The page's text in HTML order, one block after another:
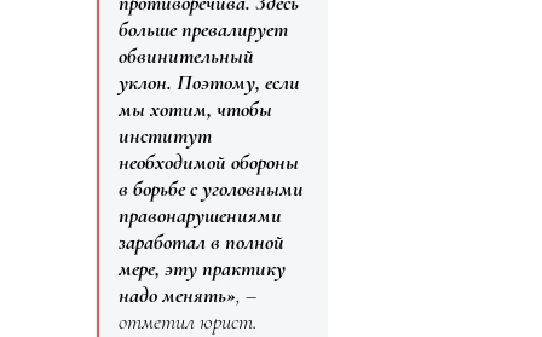
больше превалирует
обвинительный
уклон. Поэтому, если
мы хотим, чтобы
институт
необходимой обороны
в борьбе с уголовными
правонарушениями
заработал в полной
мере, эту практику
надо менять», –
отметил юрист.